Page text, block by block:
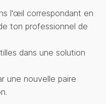
l'œil correspondant en
ton professionnel de
dans une solution
une nouvelle paire